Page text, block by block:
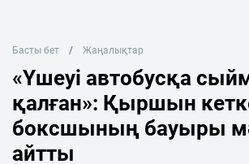
Басты бет Жаңалықтар
«Үшеуі автобусқа
қалған»: Қыршын
боксшының бауыры
айтты